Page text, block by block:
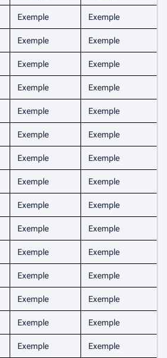
Exemple Exemple
Exemple Exemple
Exemple Exemple
Exemple Exemple
Exemple Exemple
Exemple Exemple
Exemple Exemple
Exemple Exemple
Exemple Exemple
Exemple Exemple
Exemple Exemple
Exemple Exemple
Exemple Exemple
Exemple Exemple
Exemple Exemple